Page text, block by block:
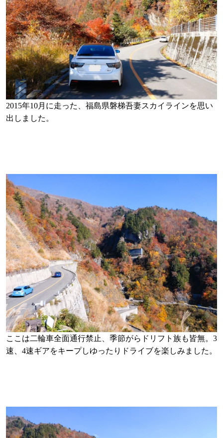
2015年10月に走った、福島県磐梯吾妻スカイラインを思い
出しました。
ここは二輪車全面通行禁止、季節がらドリフト族も皆無。3
速、4速ギアをキープしゆったりドライブを楽しみました。